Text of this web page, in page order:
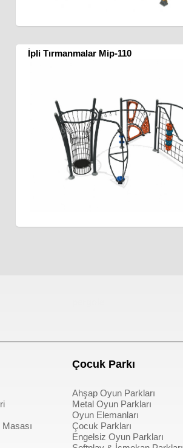
İpli Tırmanmalar Mip-110
Çocuk Parkı
Ahşap Oyun Parkları
Metal Oyun Parkları
Oyun Elemanları
Çocuk Parkları
Engelsiz Oyun Parkları